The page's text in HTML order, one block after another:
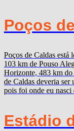
Poços
Poços de Caldas está
103 km de Pouso
Horizonte, 483 km do
de Caldas deveria
pois foi onde eu
Estádio